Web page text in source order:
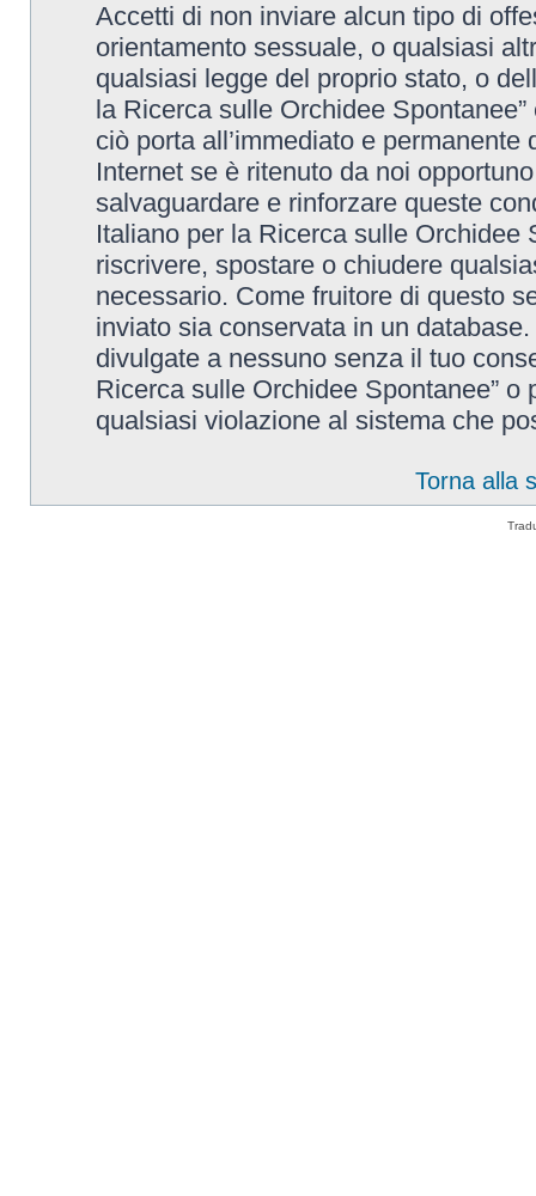
Accetti di non inviare alcun tipo di
orientamento sessuale, o qualsiasi
qualsiasi legge del proprio stato, o
la Ricerca sulle Orchidee
ciò porta all’immediato e
Internet se è ritenuto da noi
salvaguardare e rinforzare queste
Italiano per la Ricerca sulle Orchidee
riscrivere, spostare o chiudere
necessario. Come fruitore di questo
inviato sia conservata in un
divulgate a nessuno senza il tuo
Ricerca sulle Orchidee Spontanee”
qualsiasi violazione al sistema che
Torna alla